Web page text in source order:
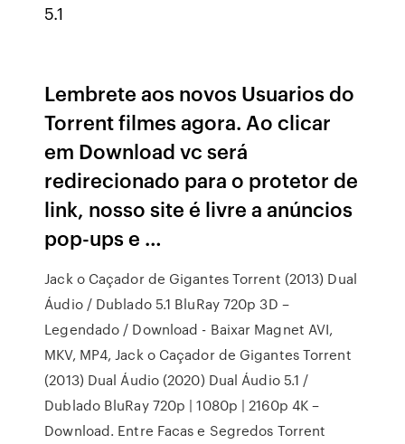
5.1
Lembrete aos novos Usuarios do
Torrent filmes agora. Ao clicar
em Download vc será
redirecionado para o protetor de
link, nosso site é livre a anúncios
pop-ups e …
Jack o Caçador de Gigantes Torrent (2013) Dual
Áudio / Dublado 5.1 BluRay 720p 3D –
Legendado / Download - Baixar Magnet AVI,
MKV, MP4, Jack o Caçador de Gigantes Torrent
(2013) Dual Áudio (2020) Dual Áudio 5.1 /
Dublado BluRay 720p | 1080p | 2160p 4K –
Download. Entre Facas e Segredos Torrent